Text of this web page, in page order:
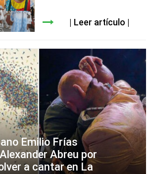
Leer artículo
Emilio Frías
Abreu por
a cantar en La